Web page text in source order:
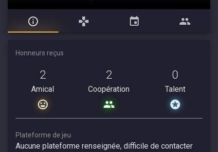
Honneurs reçus
2
Amical
2
Coopération
0
Talent
Plateforme de jeu
Aucune plateforme renseignée, difficile de contacter